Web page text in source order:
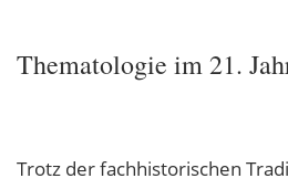
Thematologie im 21.
Trotz der fachhistorischen